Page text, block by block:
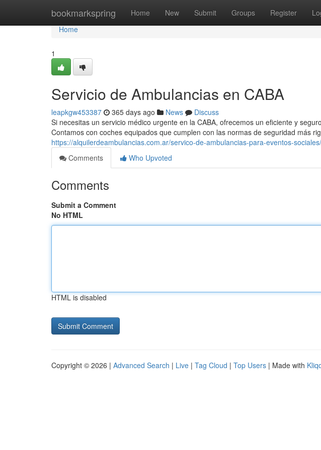
bookmarkspring Home New Submit Groups Register
Home
Home
1
Servicio de Ambulancias en CABA
leapkgw453387 365 days ago News
Discuss
Si necesitas un servicio médico urgente en la CABA, ofrecemos un eficiente y
Contamos con coches equipados que cumplen con las normas de seguridad más
https://alquilerdeambulancias.com.ar/servico-de-ambulancias-para-eventos-sociales/
Comments
Who Upvoted
Comments
Submit a Comment
No HTML
HTML is disabled
Copyright © 2026 | Advanced Search | Live | Tag Cloud | Top Users | Made with